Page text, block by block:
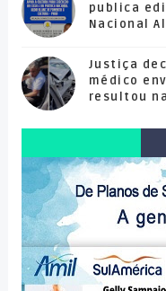
publica
Nacional
Justiça
médico
resultou